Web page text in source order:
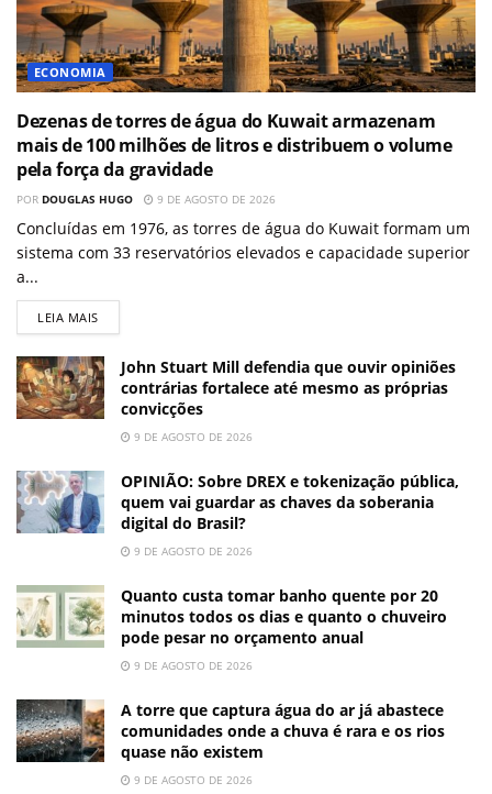
ECONOMIA
Dezenas de torres de água do Kuwait armazenam
mais de 100 milhões de litros e distribuem o volume
pela força da gravidade
POR DOUGLAS HUGO 9 DE AGOSTO DE 2026
Concluídas em 1976, as torres de água do Kuwait formam um
sistema com 33 reservatórios elevados e capacidade superior
a...
LEIA MAIS
John Stuart Mill defendia que ouvir opiniões
contrárias fortalece até mesmo as próprias
convicções
9 DE AGOSTO DE 2026
OPINIÃO: Sobre DREX e tokenização pública,
quem vai guardar as chaves da soberania
digital do Brasil?
9 DE AGOSTO DE 2026
Quanto custa tomar banho quente por 20
minutos todos os dias e quanto o chuveiro
pode pesar no orçamento anual
9 DE AGOSTO DE 2026
A torre que captura água do ar já abastece
comunidades onde a chuva é rara e os rios
quase não existem
9 DE AGOSTO DE 2026